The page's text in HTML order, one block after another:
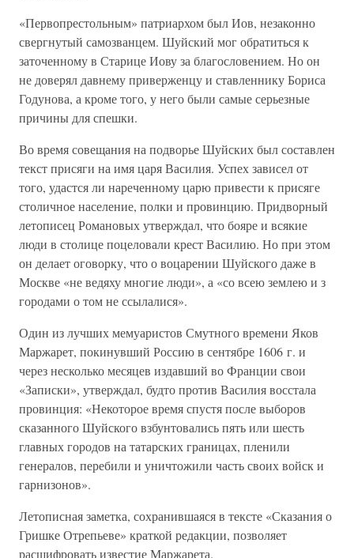
«Первопрестольным» патриархом был Иов, незаконно
свергнутый самозванцем. Шуйский мог обратиться к
заточенному в Старице Иову за благословением. Но он
не доверял давнему приверженцу и ставленнику Бориса
Годунова, а кроме того, у него были самые серьезные
причины для спешки.
Во время совещания на подворье Шуйских был составлен
текст присяги на имя царя Василия. Успех зависел от
того, удастся ли нареченному царю привести к присяге
столичное население, полки и провинцию. Придворный
летописец Романовых утверждал, что бояре и всякие
люди в столице поцеловали крест Василию. Но при этом
он делает оговорку, что о воцарении Шуйского даже в
Москве «не ведяху многие люди», а «со всею землею и з
городами о том не ссылалися».
Один из лучших мемуаристов Смутного времени Яков
Маржарет, покинувший Россию в сентябре 1606 г. и
через несколько месяцев издавший во Франции свои
«Записки», утверждал, будто против Василия восстала
провинция: «Некоторое время спустя после выборов
сказанного Шуйского взбунтовались пять или шесть
главных городов на татарских границах, пленили
генералов, перебили и уничтожили часть своих войск и
гарнизонов».
Летописная заметка, сохранившаяся в тексте «Сказания о
Гришке Отрепьеве» краткой редакции, позволяет
расшифровать известие Маржарета.